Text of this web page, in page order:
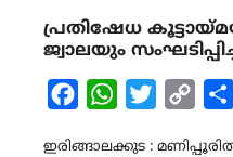
പ്രതിഷേധ
ജ്വാലയും
FacebookWhatsAppTwitterCopy
ഇരിങ്ങാലക്കുട :